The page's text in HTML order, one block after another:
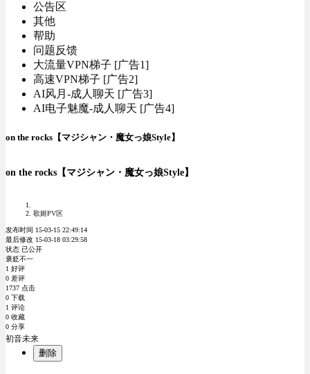
公告区
其他
帮助
问题反馈
大流量VPN梯子 [广告1]
高速VPN梯子 [广告2]
AI风月-成人聊天 [广告3]
AI电子魅魔-成人聊天 [广告4]
on the rocks【マジシャン・魔女っ娘Style】
on the rocks【マジシャン・魔女っ娘Style】
歌姬PV区
发布时间 15-03-15 22:49:14
最后修改 15-03-18 03:29:58
状态 已公开
褒贬不一
1 好评
0 差评
1737 点击
0 下载
1 评论
0 收藏
0 分享
初音未来
删除